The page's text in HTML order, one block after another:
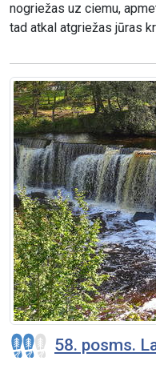
nogriežas uz ciemu,
tad atkal atgriežas jūras
58. posms.